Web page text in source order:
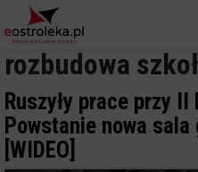
rozbudowa
Ruszyły prace przy II
Powstanie nowa
[WIDEO]